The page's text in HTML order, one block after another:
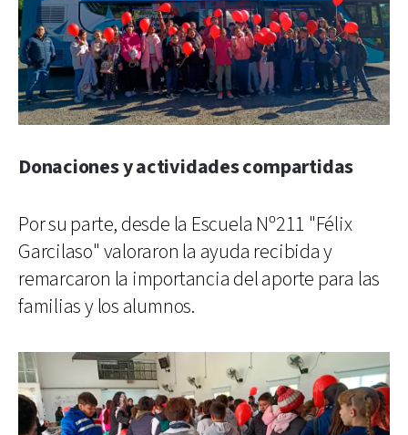
Donaciones y actividades compartidas
Por su parte, desde la Escuela Nº211 "Félix
Garcilaso" valoraron la ayuda recibida y
remarcaron la importancia del aporte para las
familias y los alumnos.